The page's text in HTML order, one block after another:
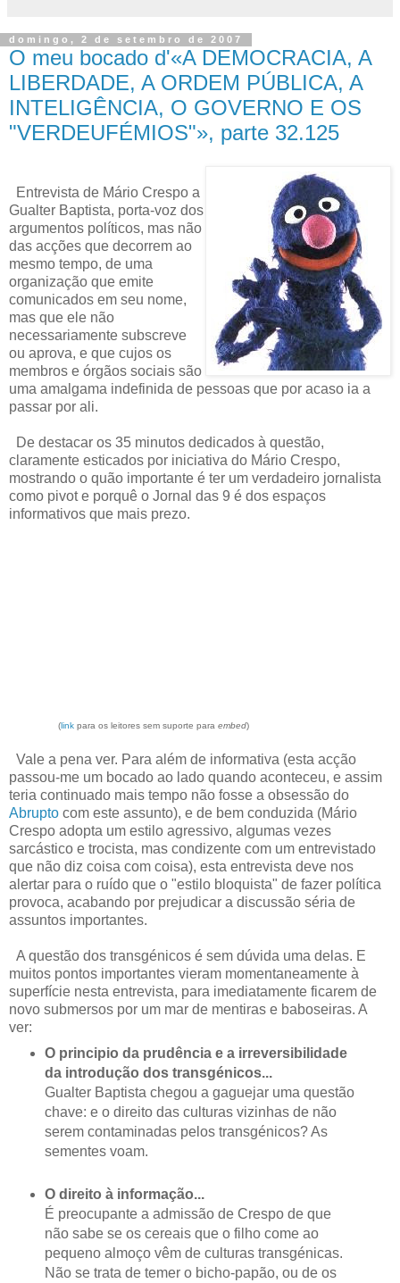
domingo, 2 de setembro de 2007
O meu bocado d'«A DEMOCRACIA, A
LIBERDADE, A ORDEM PÚBLICA, A
INTELIGÊNCIA, O GOVERNO E OS
"VERDEUFÉMIOS"», parte 32.125
Entrevista de Mário Crespo a
Gualter Baptista, porta-voz dos
argumentos políticos, mas não
das acções que decorrem ao
mesmo tempo, de uma
organização que emite
comunicados em seu nome,
mas que ele não
necessariamente subscreve
ou aprova, e que cujos os
membros e órgãos sociais são
uma amalgama indefinida de pessoas que por acaso ia a
passar por ali.
De destacar os 35 minutos dedicados à questão,
claramente esticados por iniciativa do Mário Crespo,
mostrando o quão importante é ter um verdadeiro jornalista
como pivot e porquê o Jornal das 9 é dos espaços
informativos que mais prezo.
(link para os leitores sem suporte para embed)
Vale a pena ver. Para além de informativa (esta acção
passou-me um bocado ao lado quando aconteceu, e assim
teria continuado mais tempo não fosse a obsessão do
Abrupto com este assunto), e de bem conduzida (Mário
Crespo adopta um estilo agressivo, algumas vezes
sarcástico e trocista, mas condizente com um entrevistado
que não diz coisa com coisa), esta entrevista deve nos
alertar para o ruído que o "estilo bloquista" de fazer política
provoca, acabando por prejudicar a discussão séria de
assuntos importantes.
A questão dos transgénicos é sem dúvida uma delas. E
muitos pontos importantes vieram momentaneamente à
superfície nesta entrevista, para imediatamente ficarem de
novo submersos por um mar de mentiras e baboseiras. A
ver:
O principio da prudência e a irreversibilidade
da introdução dos transgénicos...
Gualter Baptista chegou a gaguejar uma questão
chave: e o direito das culturas vizinhas de não
serem contaminadas pelos transgénicos? As
sementes voam.
O direito à informação...
É preocupante a admissão de Crespo de que
não sabe se os cereais que o filho come ao
pequeno almoço vêm de culturas transgénicas.
Não se trata de temer o bicho-papão, ou de os